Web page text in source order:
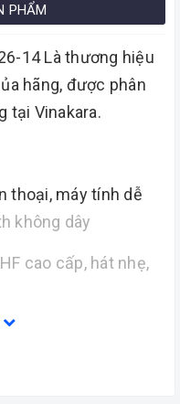
PHẨM
14 Là thương hiệu
hãng, được phân
tại Vinakara.
thoại, máy tính dễ
không dây
cao cấp, hát nhẹ,
hay, tiếng sáng rõ